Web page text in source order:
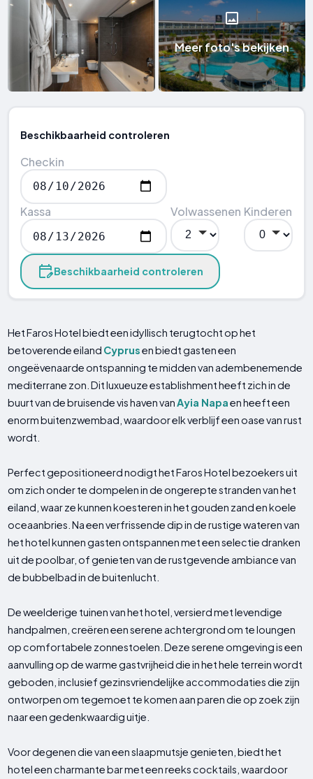
Meer foto's bekijken
Beschikbaarheid controleren
Checkin
Kassa Volwassenen Kinderen
Beschikbaarheid controleren
Het Faros Hotel biedt een idyllisch terugtocht op het
betoverende eiland Cyprusen biedt gasten een
ongeëvenaarde ontspanning te midden van adembenemende
mediterrane zon. Dit luxueuze establishment heeft zich in de
buurt van de bruisende vis haven vanAyia Napaen heeft een
enorm buitenzwembad, waardoor elk verblijf een oase van rust
wordt.
Perfect gepositioneerd nodigt het Faros Hotel bezoekers uit
om zich onder te dompelen in de ongerepte stranden van het
eiland, waar ze kunnen koesteren in het gouden zand en koele
oceaanbries. Na een verfrissende dip in de rustige wateren van
het hotel kunnen gasten ontspannen met een selectie dranken
uit de poolbar, of genieten van de rustgevende ambiance van
de bubbelbad in de buitenlucht.
De weelderige tuinen van het hotel, versierd met levendige
handpalmen, creëren een serene achtergrond om te loungen
op comfortabele zonnestoelen. Deze serene omgeving is een
aanvulling op de warme gastvrijheid die in het hele terrein wordt
geboden, inclusief gezinsvriendelijke accommodaties die zijn
ontworpen om tegemoet te komen aan paren die op zoek zijn
naar een gedenkwaardig uitje.
Voor degenen die van een slaapmutsje genieten, biedt het
hotel een charmante bar met een reeks cocktails, waardoor